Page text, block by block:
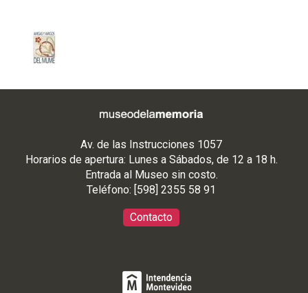
Av. de las Instrucciones 1057
Horarios de apertura: Lunes a Sábados, de 12 a 18 h.
Entrada al Museo sin costo.
Teléfono: [598] 2355 58 91
Contacto